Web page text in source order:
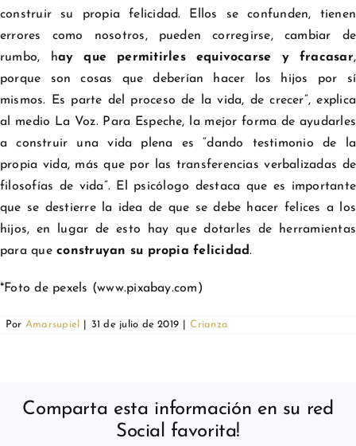
construir su propia felicidad. Ellos se confunden, tienen
errores como nosotros, pueden corregirse, cambiar de
rumbo, hay que permitirles equivocarse y fracasar,
porque son cosas que deberían hacer los hijos por sí
mismos. Es parte del proceso de la vida, de crecer”, explica
al medio La Voz. Para Espeche, la mejor forma de ayudarles
a construir una vida plena es “dando testimonio de la
propia vida, más que por las transferencias verbalizadas de
filosofías de vida”. El psicólogo destaca que es importante
que se destierre la idea de que se debe hacer felices a los
hijos, en lugar de esto hay que dotarles de herramientas
para queconstruyan su propia felicidad.
*Foto de pexels (www.pixabay.com)
Por Amarsupiel 31 de julio de 2019 Crianza
Comparta esta información en su red
Social favorita!